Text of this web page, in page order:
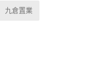
九倉置業